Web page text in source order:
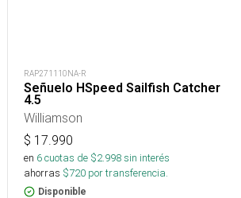
RAP271110NA-R
Señuelo HSpeed Sailfish Catcher
4.5
Williamson
$ 17.990
en 6cuotas de $2.998sin interés
ahorras $720 por transferencia.
Disponible